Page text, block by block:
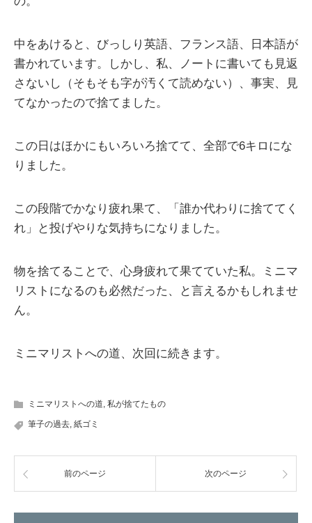
中をあけると、びっしり英語、フランス語、日本語が
書かれています。しかし、私、ノートに書いても見返
さないし（そもそも字が汚くて読めない）、事実、見
てなかったので捨てました。
この日はほかにもいろいろ捨てて、全部で6キロにな
りました。
この段階でかなり疲れ果て、「誰か代わりに捨ててく
れ」と投げやりな気持ちになりました。
物を捨てることで、心身疲れて果てていた私。ミニマ
リストになるのも必然だった、と言えるかもしれませ
ん。
ミニマリストへの道、次回に続きます。
ミニマリストへの道 私が捨てたもの
筆子の過去 紙ゴミ
前のページ 次のページ